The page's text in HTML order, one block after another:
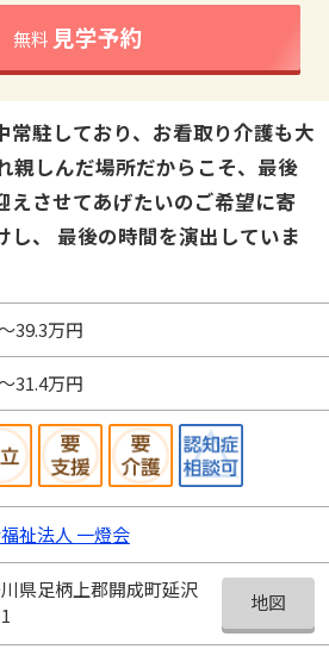
無料 見学予約
常駐しており、お看取り介護も大
親しんだ場所だからこそ、最後
えさせてあげたいのご希望に寄
し、 最後の時間を演出していま
39.3万円
31.4万円
祉法人 一燈会
県足柄上郡開成町延沢
地図